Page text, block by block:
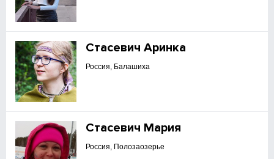
Стасевич Аринка
Россия, Балашиха
Стасевич Мария
Россия, Полозаозерье